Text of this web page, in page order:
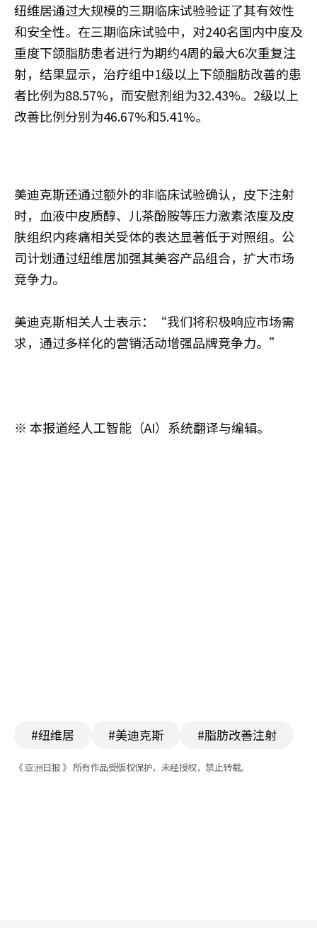
纽维居通过大规模的三期临床试验验证了其有效性
和安全性。在三期临床试验中，对240名国内中度及
重度下颌脂肪患者进行为期约4周的最大6次重复注
射，结果显示，治疗组中1级以上下颌脂肪改善的患
者比例为88.57%，而安慰剂组为32.43%。2级以上
改善比例分别为46.67%和5.41%。
美迪克斯还通过额外的非临床试验确认，皮下注射
时，血液中皮质醇、儿茶酚胺等压力激素浓度及皮
肤组织内疼痛相关受体的表达显著低于对照组。公
司计划通过纽维居加强其美容产品组合，扩大市场
竞争力。
美迪克斯相关人士表示：“我们将积极响应市场需
求，通过多样化的营销活动增强品牌竞争力。”
※ 本报道经人工智能（AI）系统翻译与编辑。
#纽维居 #美迪克斯 #脂肪改善注射
《 亚洲日报 》 所有作品受版权保护，未经授权，禁止转载。